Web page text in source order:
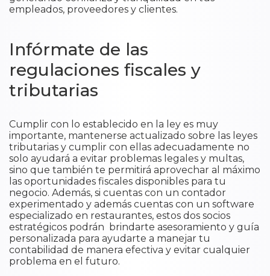
empleados, proveedores y clientes.
Infórmate de las
regulaciones fiscales y
tributarias
Cumplir con lo establecido en la ley es muy
importante, mantenerse actualizado sobre las leyes
tributarias y cumplir con ellas adecuadamente no
solo ayudará a evitar problemas legales y multas,
sino que también te permitirá aprovechar al máximo
las oportunidades fiscales disponibles para tu
negocio. Además, si cuentas con un contador
experimentado y además cuentas con un software
especializado en restaurantes, estos dos socios
estratégicos podrán brindarte asesoramiento y guía
personalizada para ayudarte a manejar tu
contabilidad de manera efectiva y evitar cualquier
problema en el futuro.